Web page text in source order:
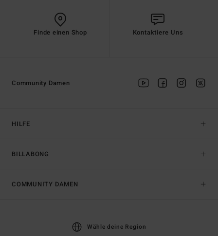
Finde einen Shop Kontaktiere Uns
HILFE
BILLABONG
Community Damen
COMMUNITY DAMEN
Wähle deine Region